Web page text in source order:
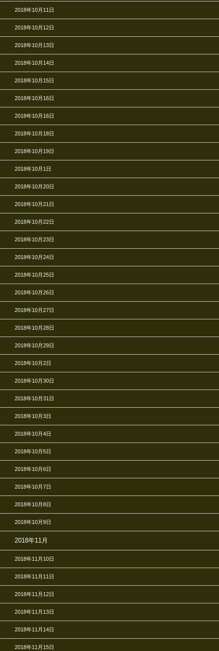
2018年10月11日
2018年10月12日
2018年10月13日
2018年10月14日
2018年10月15日
2018年10月16日
2018年10月16日
2018年10月18日
2018年10月19日
2018年10月1日
2018年10月20日
2018年10月21日
2018年10月22日
2018年10月23日
2018年10月24日
2018年10月25日
2018年10月26日
2018年10月27日
2018年10月28日
2018年10月29日
2018年10月2日
2018年10月30日
2018年10月31日
2018年10月3日
2018年10月4日
2018年10月5日
2018年10月6日
2018年10月7日
2018年10月8日
2018年10月9日
2018年11月
2018年11月10日
2018年11月11日
2018年11月12日
2018年11月13日
2018年11月14日
2018年11月15日